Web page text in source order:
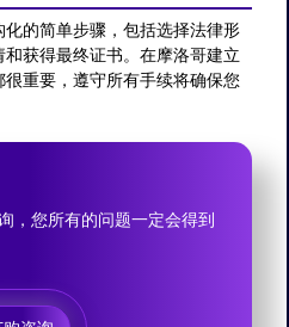
的简单步骤，包括选择法律形
获得最终证书。在摩洛哥建立
重要，遵守所有手续将确保您
，您所有的问题一定会得到